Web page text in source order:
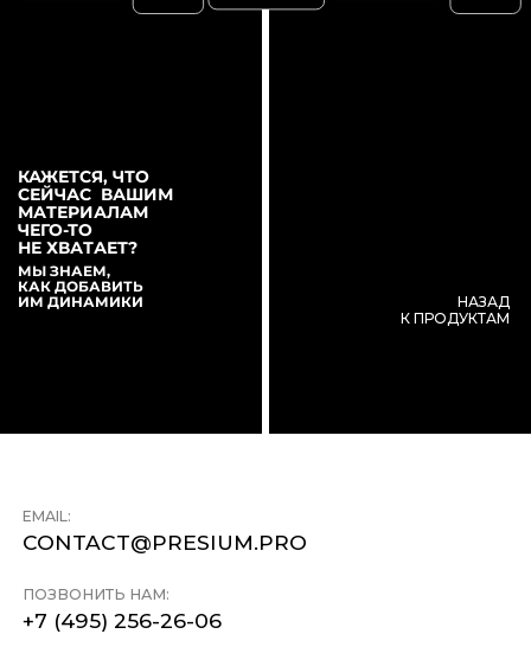
КАЖЕТСЯ, ЧТО
СЕЙЧАС ВАШИМ
МАТЕРИАЛАМ
ЧЕГО-ТО
НЕ ХВАТАЕТ?
МЫ ЗНАЕМ,
КАК ДОБАВИТЬ
ИМ ДИНАМИКИ
НАЗАД
К ПРОДУКТАМ